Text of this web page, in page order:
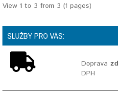
View 1 to 3 from 3 (1 pages)
SLUŽBY PRO VÁS:
Doprava
DPH